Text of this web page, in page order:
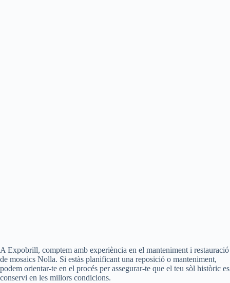
A Expobrill, comptem amb experiència en el manteniment i restauració
de mosaics Nolla. Si estàs planificant una reposició o manteniment,
podem orientar-te en el procés per assegurar-te que el teu sòl històric es
conservi en les millors condicions.